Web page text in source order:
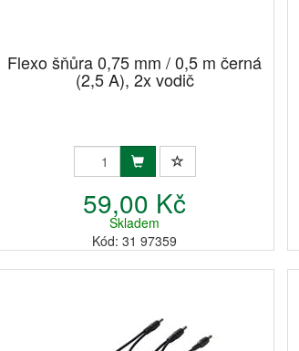
Flexo šňůra 0,75 mm / 0,5 m černá
(2,5 A), 2x vodič
59,00 Kč
Skladem
Kód: 31 97359